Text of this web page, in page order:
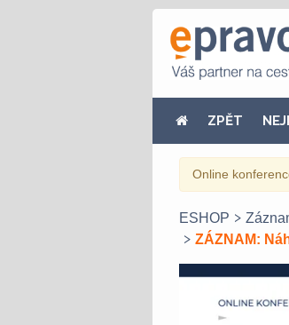
ZPĚT
Online
ESHOP
ZÁZNAM: